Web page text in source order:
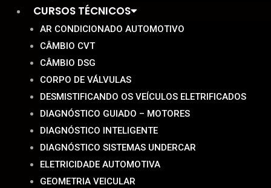
CURSOS TÉCNICOS
AR CONDICIONADO AUTOMOTIVO
CÂMBIO CVT
CÂMBIO DSG
CORPO DE VÁLVULAS
DESMISTIFICANDO OS VEÍCULOS ELETRIFICADOS
DIAGNÓSTICO GUIADO – MOTORES
DIAGNÓSTICO INTELIGENTE
DIAGNÓSTICO SISTEMAS UNDERCAR
ELETRICIDADE AUTOMOTIVA
GEOMETRIA VEICULAR